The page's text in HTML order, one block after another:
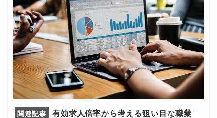
有効求人倍率から考える狙い目な職業